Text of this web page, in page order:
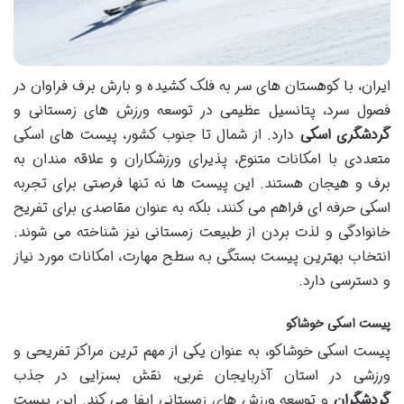
ایران، با کوهستان های سر به فلک کشیده و بارش برف فراوان در
فصول سرد، پتانسیل عظیمی در توسعه ورزش های زمستانی و
گردشگری اسکی دارد. از شمال تا جنوب کشور، پیست های اسکی
متعددی با امکانات متنوع، پذیرای ورزشکاران و علاقه مندان به
برف و هیجان هستند. این پیست ها نه تنها فرصتی برای تجربه
اسکی حرفه ای فراهم می کنند، بلکه به عنوان مقاصدی برای تفریح
خانوادگی و لذت بردن از طبیعت زمستانی نیز شناخته می شوند.
انتخاب بهترین پیست بستگی به سطح مهارت، امکانات مورد نیاز
و دسترسی دارد.
پیست اسکی خوشاکو
پیست اسکی خوشاکو، به عنوان یکی از مهم ترین مراکز تفریحی و
ورزشی در استان آذربایجان غربی، نقش بسزایی در جذب
گردشگران و توسعه ورزش های زمستانی ایفا می کند. این پیست